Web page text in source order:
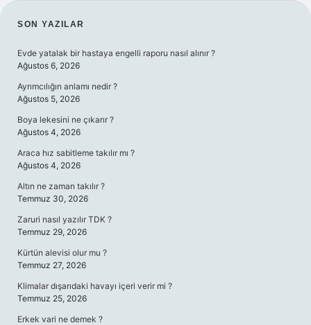
SIDEBAR
SON YAZILAR
Evde yatalak bir hastaya engelli raporu nasıl alınır ?
Ağustos 6, 2026
Ayrımcılığın anlamı nedir ?
Ağustos 5, 2026
Boya lekesini ne çıkarır ?
Ağustos 4, 2026
Araca hız sabitleme takılır mı ?
Ağustos 4, 2026
Altın ne zaman takılır ?
Temmuz 30, 2026
Zaruri nasıl yazılır TDK ?
Temmuz 29, 2026
Kürtün alevisi olur mu ?
Temmuz 27, 2026
Klimalar dışarıdaki havayı içeri verir mi ?
Temmuz 25, 2026
Erkek vari ne demek ?